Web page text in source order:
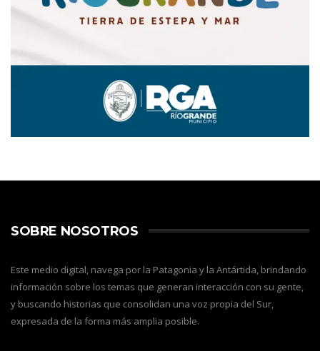
SOBRE NOSOTROS
Este medio digital, navega por la Patagonia y la Antártida, brindando
información sobre los temas que generan interacción con su gente,
y buscando historias que consolidan una voz propia del Sur,
expresada de la forma más amplia posible.